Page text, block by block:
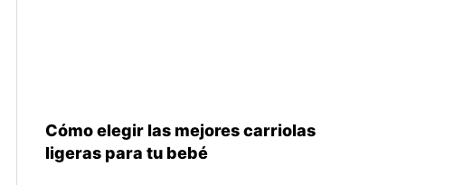
Cómo elegir las mejores carriolas
ligeras para tu bebé